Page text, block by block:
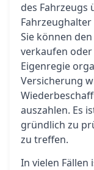
des
Sie können
verkaufen
Eigenregie
Versicherung
auszahlen. Es
gründlich zu
zu treffen.
In vielen Fällen